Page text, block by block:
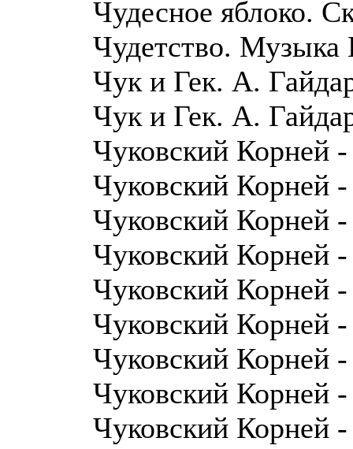
Чудесное яблоко.
Чудетство.
Чук и Гек. А.
Чук и Гек. А.
Чуковский Корней
Чуковский Корней
Чуковский Корней
Чуковский Корней
Чуковский Корней
Чуковский Корней -
Чуковский Корней -
Чуковский Корней
Чуковский Корней